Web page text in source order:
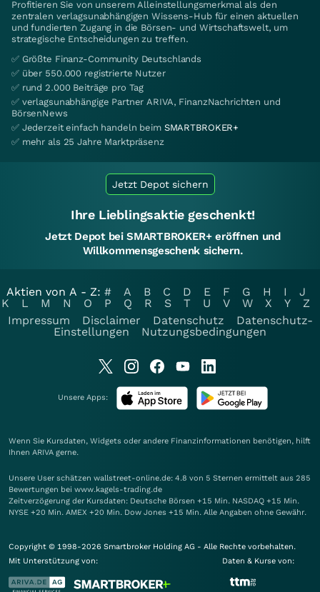
Profitieren Sie von unserem Alleinstellungsmerkmal als den
zentralen verlagsunabhängigen Wissens-Hub für einen aktuellen
und fundierten Zugang in die Börsen- und Wirtschaftswelt, um
strategische Entscheidungen zu treffen.
✅ Größte Finanz-Community Deutschlands
✅ über 550.000 registrierte Nutzer
✅ rund 2.000 Beiträge pro Tag
✅ verlagsunabhängige Partner ARIVA, FinanzNachrichten und
BörsenNews
✅ Jederzeit einfach handeln beim SMARTBROKER+
✅ mehr als 25 Jahre Marktpräsenz
Jetzt Depot sichern
Ihre Lieblingsaktie geschenkt!
Jetzt Depot bei SMARTBROKER+ eröffnen und
Willkommensgeschenk sichern.
Aktien von A - Z: # A B C D E F G H I
J
K
L M N O P Q R S T U V W X Y
Z
Impressum
Disclaimer Datenschutz
Datenschutz-
Einstellungen
Nutzungsbedingungen
Unsere Apps:
Wenn Sie Kursdaten, Widgets oder andere Finanzinformationen benötigen, hilft
Ihnen ARIVA gerne.
Unsere User schätzen wallstreet-online.de: 4.8 von 5 Sternen ermittelt aus 285
Bewertungen bei www.kagels-trading.de
Zeitverzögerung der Kursdaten: Deutsche Börsen +15 Min. NASDAQ +15 Min.
NYSE +20 Min. AMEX +20 Min. Dow Jones +15 Min. Alle Angaben ohne Gewähr.
Copyright © 1998-2026 Smartbroker Holding AG - Alle Rechte vorbehalten.
Mit Unterstützung von:
Daten & Kurse von: